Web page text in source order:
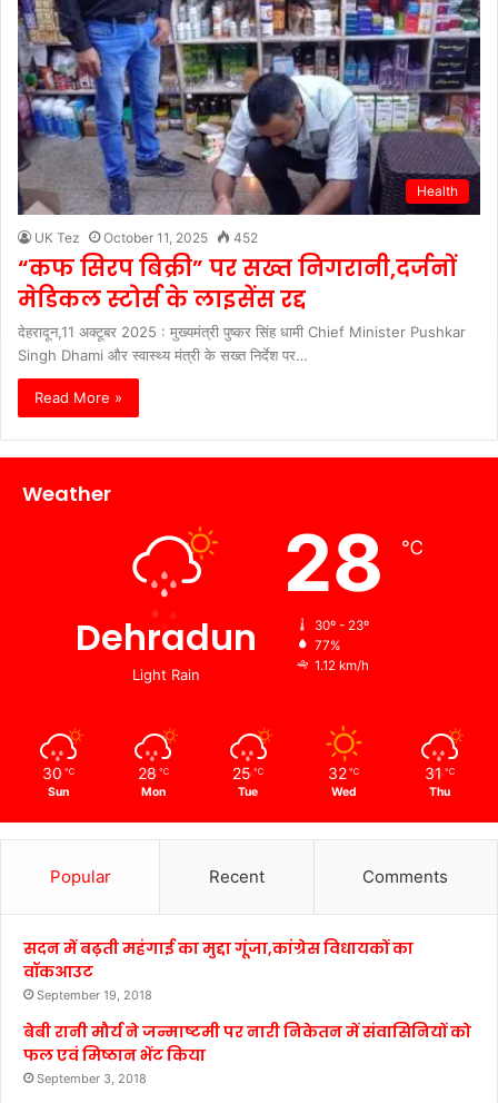
Health
UK Tez October 11, 2025 452
“कफ सिरप बिक्री” पर सख्त निगरानी,दर्जनों
मेडिकल स्टोर्स के लाइसेंस रद्द
देहरादून,11 अक्टूबर 2025 : मुख्यमंत्री पुष्कर सिंह धामी Chief Minister Pushkar
Singh Dhami और स्वास्थ्य मंत्री के सख्त निर्देश पर…
Read More »
Weather
Dehradun
Light Rain
28 ℃
30º - 23º
77%
1.12 km/h
30 ℃
Sun
28 ℃
Mon
25 ℃
Tue
32 ℃
Wed
31 ℃
Thu
Popular Recent Comments
सदन में बढ़ती महंगाई का मुद्दा गूंजा,कांग्रेस विधायकों का
वॉकआउट
September 19, 2018
बेबी रानी मौर्य ने जन्माष्टमी पर नारी निकेतन में संवासिनियों को
फल एवं मिष्ठान भेंट किया
September 3, 2018